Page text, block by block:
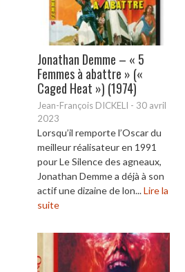
Jonathan Demme – « 5
Femmes à abattre » («
Caged Heat ») (1974)
Jean-François DICKELI - 30 avril
2023
Lorsqu’il remporte l’Oscar du
meilleur réalisateur en 1991
pour Le Silence des agneaux,
Jonathan Demme a déjà à son
actif une dizaine de lon...Lire la
suite